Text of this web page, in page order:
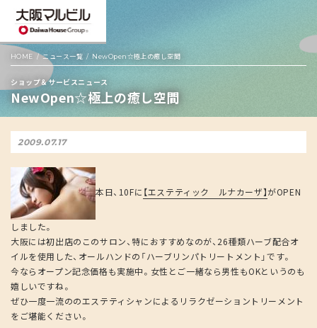
HOME ニュース一覧 NewOpen☆極上の癒し空間
ショップ＆サービスニュース
NewOpen☆極上の癒し空間
2009.07.17
本日、10Fに 【エステティック ルナカーザ】がOPEN
しました。
大阪には初出店のこのサロン、特におすすめなのが、26種類ハーブ配合オ
イルを使用した、オールハンドの「ハーブリンパトリートメント」です。
今ならオープン記念価格も実施中。女性とご一緒なら男性もOKというのも
嬉しいですね。
ぜひ一度一流ののエステティシャンによるリラクゼーショントリーメント
をご堪能ください。